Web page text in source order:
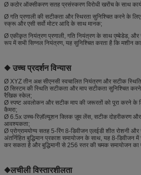
Ø कठोर ऑक्सीकरण सतह प्रसंस्करण विरोधी खरोंच के साथ
Ø गति प्रणाली की सटीकता और स्थिरता सुनिश्चित करने के
स्क्रू और एसी सर्वो मोटर आदि के साथ मानक;
Ø एकीकृत नियंत्रण प्रणाली, गति नियंत्रण के साथ एम्बेडेड,
रूप में सभी सिग्नल नियंत्रण, यह सुनिश्चित करता है कि मशीन का
◆ उच्च प्रदर्शन विन्यास
Ø XYZ तीन अक्ष सीएनसी स्वचालित नियंत्रण और सटीक
Ø सिस्टम की स्थिति सटीकता और माप सटीकता सुनिश्चित
रैखिक स्केल;
Ø स्पष्ट अवलोकन और सटीक माप की जरूरतों को पूरा करने के
कैमरा;
Ø 6.5x उच्च-रिज़ॉल्यूशन क्लिक ज़ूम लेंस, सटीक दोहरीकरण
आवश्यकता;
Ø प्रोग्रामयोग्य सतह 5-रिंग 8-डिवीजन एलईडी शीत रोशनी
अंतर्निहित बुद्धिमान प्रकाश समायोजन के साथ, यह 8-डिवीजन
कर सकता है और बुद्धिमानी से 256 स्तर की चमक समायोजन
◆लचीली विस्तारशीलता